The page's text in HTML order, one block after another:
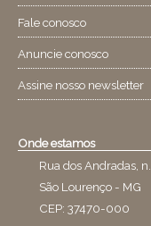
Fale conosco
Anuncie conosco
Assine nosso newsletter
Onde estamos
Rua dos Andradas,
São Lourenço - MG
CEP: 37470-000